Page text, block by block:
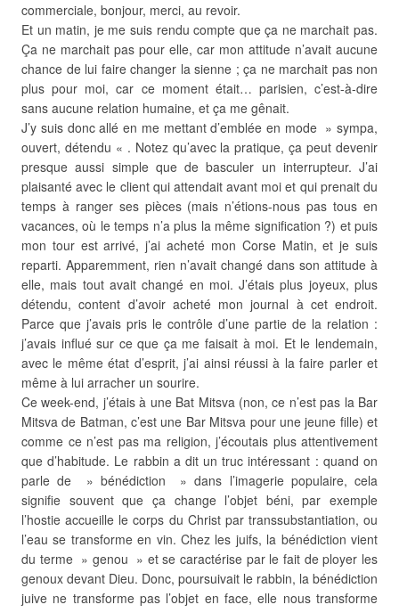
commerciale, bonjour, merci, au revoir.
Et un matin, je me suis rendu compte que ça ne marchait pas.
Ça ne marchait pas pour elle, car mon attitude n’avait aucune
chance de lui faire changer la sienne ; ça ne marchait pas non
plus pour moi, car ce moment était… parisien, c’est-à-dire
sans aucune relation humaine, et ça me gênait.
J’y suis donc allé en me mettant d’emblée en mode » sympa,
ouvert, détendu « . Notez qu’avec la pratique, ça peut devenir
presque aussi simple que de basculer un interrupteur. J’ai
plaisanté avec le client qui attendait avant moi et qui prenait du
temps à ranger ses pièces (mais n’étions-nous pas tous en
vacances, où le temps n’a plus la même signification ?) et puis
mon tour est arrivé, j’ai acheté mon Corse Matin, et je suis
reparti. Apparemment, rien n’avait changé dans son attitude à
elle, mais tout avait changé en moi. J’étais plus joyeux, plus
détendu, content d’avoir acheté mon journal à cet endroit.
Parce que j’avais pris le contrôle d’une partie de la relation :
j’avais influé sur ce que ça me faisait à moi. Et le lendemain,
avec le même état d’esprit, j’ai ainsi réussi à la faire parler et
même à lui arracher un sourire.
Ce week-end, j’étais à une Bat Mitsva (non, ce n’est pas la Bar
Mitsva de Batman, c’est une Bar Mitsva pour une jeune fille) et
comme ce n’est pas ma religion, j’écoutais plus attentivement
que d’habitude. Le rabbin a dit un truc intéressant : quand on
parle de » bénédiction » dans l’imagerie populaire, cela
signifie souvent que ça change l’objet béni, par exemple
l’hostie accueille le corps du Christ par transsubstantiation, ou
l’eau se transforme en vin. Chez les juifs, la bénédiction vient
du terme » genou » et se caractérise par le fait de ployer les
genoux devant Dieu. Donc, poursuivait le rabbin, la bénédiction
juive ne transforme pas l’objet en face, elle nous transforme